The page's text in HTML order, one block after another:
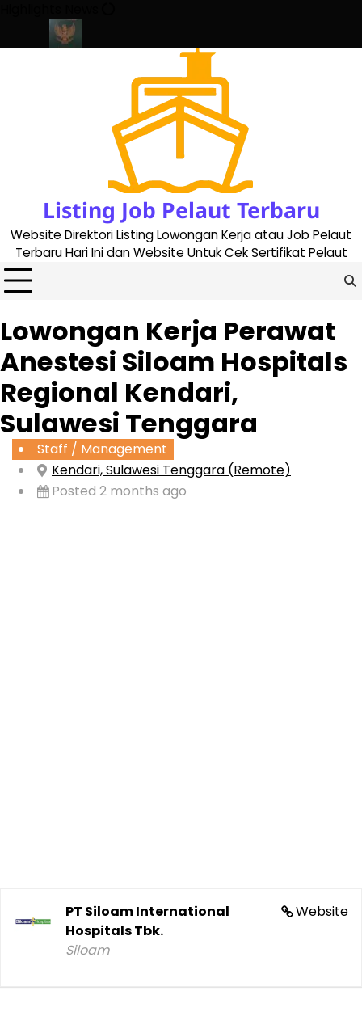
content
Listing Job Pelaut Terbaru
Website Direktori Listing Lowongan Kerja atau Job Pelaut
Terbaru Hari Ini dan Website Untuk Cek Sertifikat Pelaut
Lowongan Kerja Perawat
Anestesi Siloam Hospitals
Regional Kendari,
Sulawesi Tenggara
Staff / Management
Kendari, Sulawesi Tenggara (Remote)
Posted 2 months ago
Website
PT Siloam International
Hospitals Tbk.
Siloam